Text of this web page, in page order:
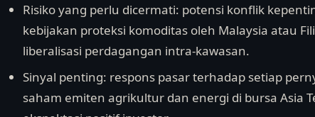
Risiko yang perlu dicermati: potensi konflik
kebijakan proteksi komoditas oleh Malaysia atau
liberalisasi perdagangan intra-kawasan.
Sinyal penting: respons pasar terhadap setiap
saham emiten agrikultur dan energi di bursa Asia